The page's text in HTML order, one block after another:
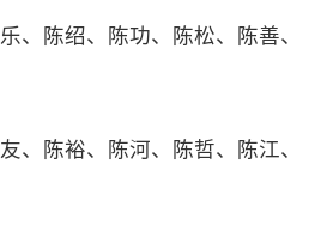
、陈绍、陈功、陈松、陈善、
、陈裕、陈河、陈哲、陈江、